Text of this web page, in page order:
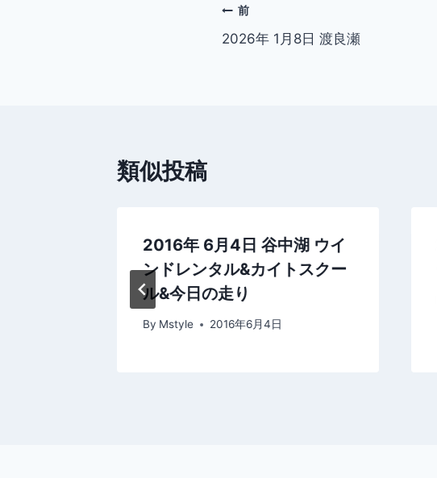
投
稿
ョ
ン
前
2026年 1月8日 渡良瀬
類似投稿
2016年 6月4日 谷中湖 ウイ
ンドレンタル&カイトスクー
ル&今日の走り
By Mstyle 2016年6月4日